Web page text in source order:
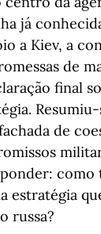
já
a Kiev, a
de
final
Resumiu-
de
como
estratégia
russa?